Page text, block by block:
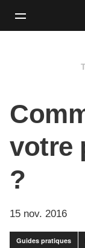
votre
?
15 nov. 2016
Guides pratiques